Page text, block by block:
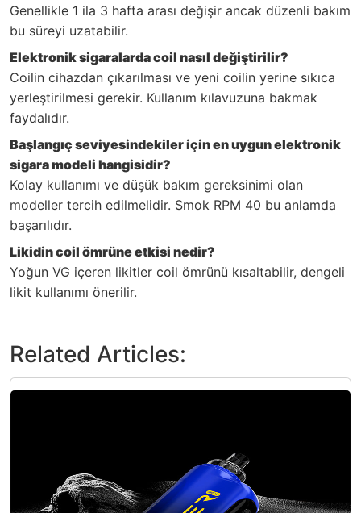
Genellikle 1 ila 3 hafta arası değişir ancak düzenli bakım
bu süreyi uzatabilir.
Elektronik sigaralarda coil nasıl değiştirilir?
Coilin cihazdan çıkarılması ve yeni coilin yerine sıkıca
yerleştirilmesi gerekir. Kullanım kılavuzuna bakmak
faydalıdır.
Başlangıç seviyesindekiler için en uygun elektronik
sigara modeli hangisidir?
Kolay kullanımı ve düşük bakım gereksinimi olan
modeller tercih edilmelidir. Smok RPM 40 bu anlamda
başarılıdır.
Likidin coil ömrüne etkisi nedir?
Yoğun VG içeren likitler coil ömrünü kısaltabilir, dengeli
likit kullanımı önerilir.
Related Articles: